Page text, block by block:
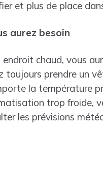
et plus de place
aurez besoin
chaud, vous
toujours prendre un
la température
trop froide,
les prévisions